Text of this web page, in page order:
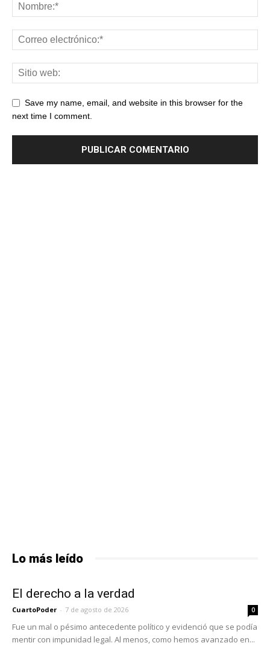
Save my name, email, and website in this browser for the
next time I comment.
Lo más leído
El derecho a la verdad
CuartoPoder - 7 de agosto de 2026 0
Fue un mal o pésimo antecedente político y evidenció que se podía
mentir con impunidad legal. Al menos, como hemos avanzado en...